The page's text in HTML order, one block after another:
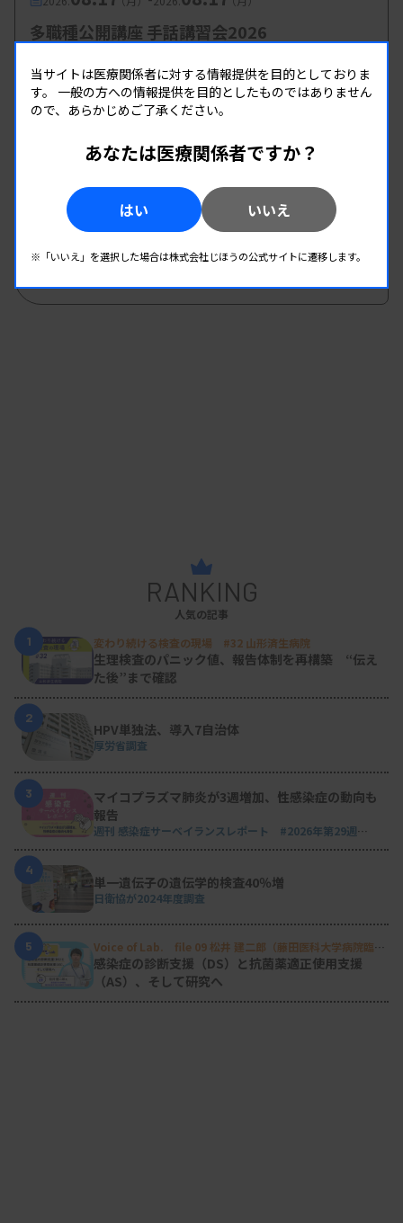
多職種公開講座 手話講習会2026
開催場所 : 大阪府
管理運営
08.19 08.19
第1回臨床検査総合部門研修会
大分県臨床検査技師会
開催場所 : WEB
RANKING
人気の記事
1
変わり続ける検査の現場 #32 山形済生病院
生理検査のパニック値、報告体制を再構築 “伝え
た後”まで確認
2
HPV単独法、導入7自治体
厚労省調査
3
マイコプラズマ肺炎が3週増加、性感染症の動向も
報告
週刊 感染症サーベイランスレポート #2026年第29週
4
単一遺伝子の遺伝学的検査40％増
日衛協が2024年度調査
5
Voice of Lab. file 09 松井 建二郎（藤田医科大学病院臨床
検査部微生物遺伝子検査室）
感染症の診断支援（DS）と抗菌薬適正使用支援
（AS）、そして研究へ
当サイトは医療関係者に対する情報提供を目的としておりま
す。 一般の方への情報提供を目的としたものではありません
ので、あらかじめご了承ください。
あなたは医療関係者ですか？
はい いいえ
※「いいえ」を選択した場合は株式会社じほうの公式サイトに遷移します。